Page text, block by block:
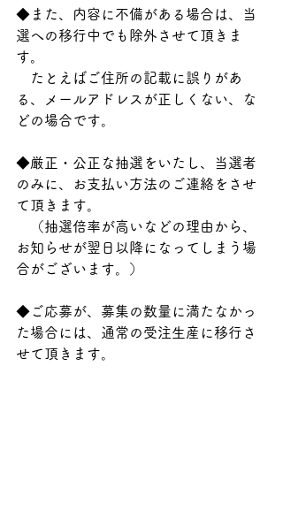
◆また、内容に不備がある場合は、当
選への移行中でも除外させて頂きま
す。
たとえばご住所の記載に誤りがあ
る、メールアドレスが正しくない、な
どの場合です。
◆厳正・公正な抽選をいたし、当選者
のみに、お支払い方法のご連絡をさせ
て頂きます。
（抽選倍率が高いなどの理由から、
お知らせが翌日以降になってしまう場
合がございます。）
◆ご応募が、募集の数量に満たなかっ
た場合には、通常の受注生産に移行さ
せて頂きます。